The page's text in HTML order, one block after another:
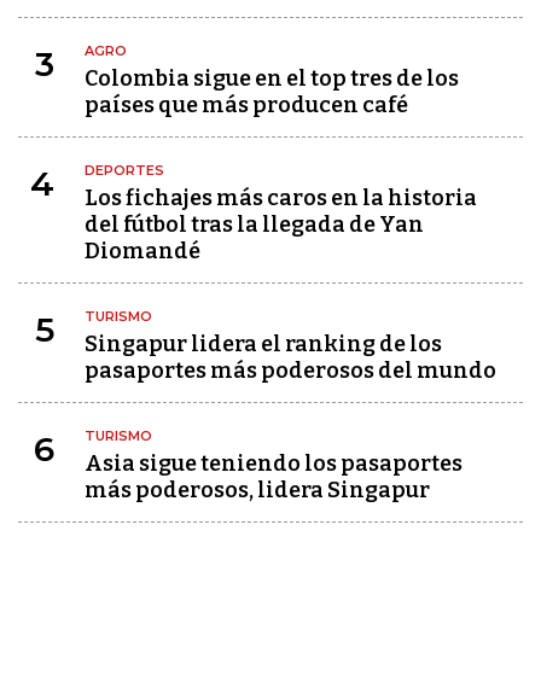
3 AGRO
Colombia sigue en el top tres de los
países que más producen café
4 DEPORTES
Los fichajes más caros en la historia
del fútbol tras la llegada de Yan
Diomandé
5 TURISMO
Singapur lidera el ranking de los
pasaportes más poderosos del mundo
6 TURISMO
Asia sigue teniendo los pasaportes
más poderosos, lidera Singapur